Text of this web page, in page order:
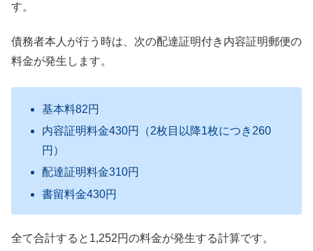
す。
債務者本人が行う時は、次の配達証明付き内容証明郵便の
料金が発生します。
基本料82円
内容証明料金430円（2枚目以降1枚につき260
円）
配達証明料金310円
書留料金430円
全て合計すると1,252円の料金が発生する計算です。